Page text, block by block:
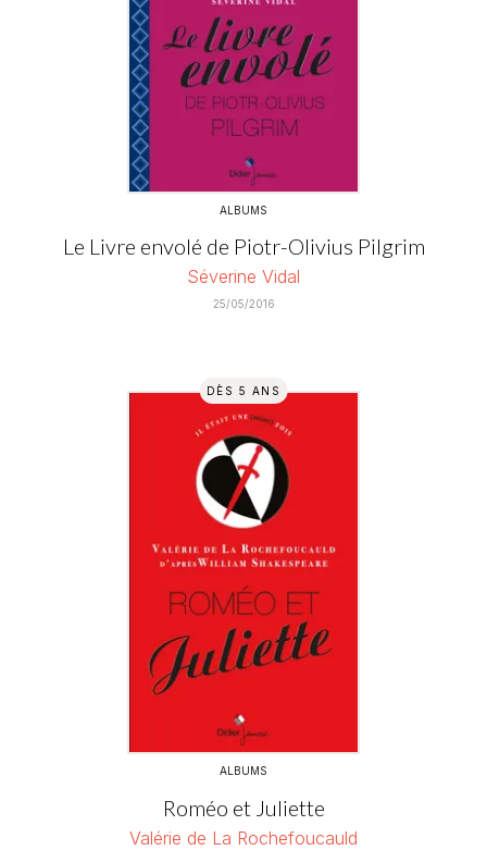
ALBUMS
Le Livre envolé de Piotr-Olivius Pilgrim
Séverine Vidal
25/05/2016
DÈS 5 ANS
ALBUMS
Roméo et Juliette
Valérie de La Rochefoucauld